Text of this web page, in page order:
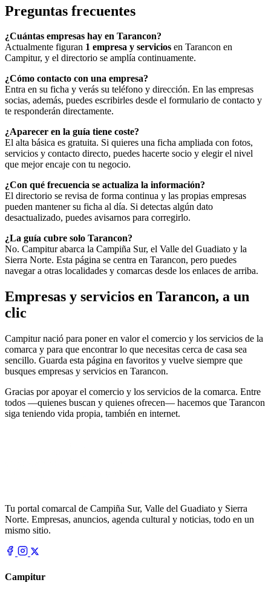
Preguntas frecuentes
¿Cuántas empresas hay en Tarancon?
Actualmente figuran 1 empresa y servicios en Tarancon en
Campitur, y el directorio se amplía continuamente.
¿Cómo contacto con una empresa?
Entra en su ficha y verás su teléfono y dirección. En las empresas
socias, además, puedes escribirles desde el formulario de contacto y
te responderán directamente.
¿Aparecer en la guía tiene coste?
El alta básica es gratuita. Si quieres una ficha ampliada con fotos,
servicios y contacto directo, puedes hacerte socio y elegir el nivel
que mejor encaje con tu negocio.
¿Con qué frecuencia se actualiza la información?
El directorio se revisa de forma continua y las propias empresas
pueden mantener su ficha al día. Si detectas algún dato
desactualizado, puedes avisarnos para corregirlo.
¿La guía cubre solo Tarancon?
No. Campitur abarca la Campiña Sur, el Valle del Guadiato y la
Sierra Norte. Esta página se centra en Tarancon, pero puedes
navegar a otras localidades y comarcas desde los enlaces de arriba.
Empresas y servicios en Tarancon, a un
clic
Campitur nació para poner en valor el comercio y los servicios de la
comarca y para que encontrar lo que necesitas cerca de casa sea
sencillo. Guarda esta página en favoritos y vuelve siempre que
busques empresas y servicios en Tarancon.
Gracias por apoyar el comercio y los servicios de la comarca. Entre
todos —quienes buscan y quienes ofrecen— hacemos que Tarancon
siga teniendo vida propia, también en internet.
Tu portal comarcal de Campiña Sur, Valle del Guadiato y Sierra
Norte. Empresas, anuncios, agenda cultural y noticias, todo en un
mismo sitio.
Campitur